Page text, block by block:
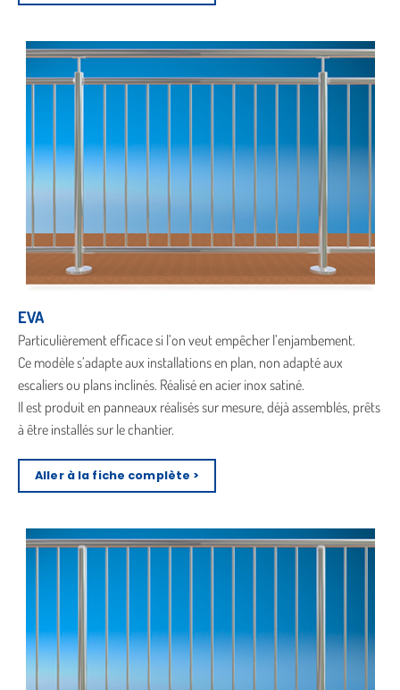
EVA
Particulièrement efficace si l’on veut empêcher l’enjambement.
Ce modèle s’adapte aux installations en plan, non adapté aux
escaliers ou plans inclinés. Réalisé en acier inox satiné.
Il est produit en panneaux réalisés sur mesure, déjà assemblés, prêts
à être installés sur le chantier.
Aller à la fiche complète >